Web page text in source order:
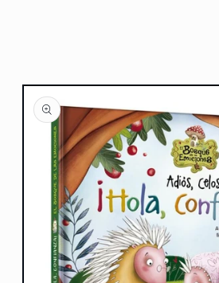
directamente
información
del producto